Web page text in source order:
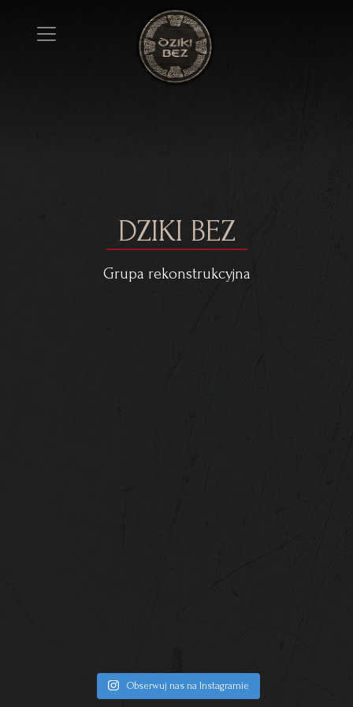
DZIKI BEZ
Grupa rekonstrukcyjna
Obserwuj nas na Instagramie